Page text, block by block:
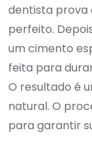
dentista prova
perfeito.
um cimento
feita para
O resultado é
natural. O
para garantir